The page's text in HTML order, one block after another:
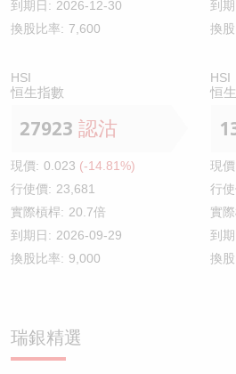
到期日: 2026-12-30
換股比率: 7,600
到
換
HSI
恒生指數
27923 認沽
現價: 0.023 (-14.81%)
行使價: 23,681
實際槓桿: 20.7倍
到期日: 2026-09-29
換股比率: 9,000
HSI
恒
現
行
實
到
換
瑞銀精選